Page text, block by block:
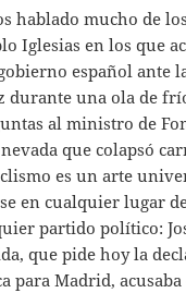
hablado mucho de
Iglesias en los que
español ante
durante una ola de
al ministro de
que colapsó
es un arte
en cualquier lugar
partido político:
que pide hoy la
para Madrid, acusaba